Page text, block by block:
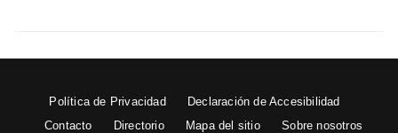
Política de Privacidad
Declaración de Accesibilidad
Contacto
Directorio Mapa del sitio Sobre nosotros